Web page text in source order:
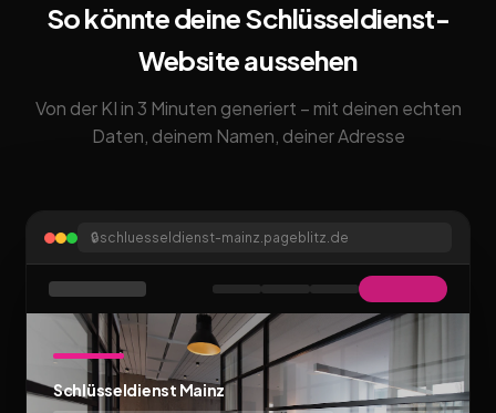
So könnte deine Schlüsseldienst-
Website aussehen
Von der KI in 3 Minuten generiert – mit deinen echten
Daten, deinem Namen, deiner Adresse
🔒schluesseldienst-mainz.pageblitz.de
Schlüsseldienst Mainz